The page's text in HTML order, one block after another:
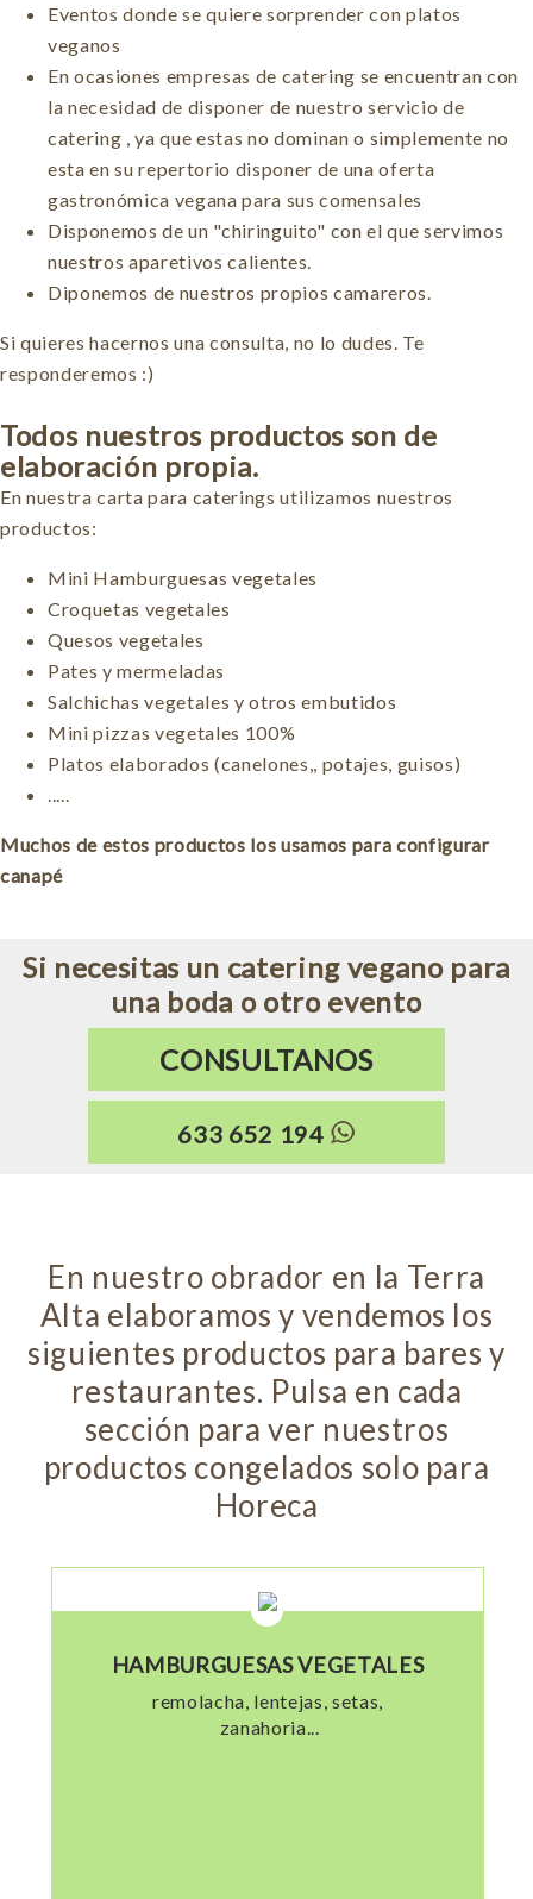
Eventos donde se quiere sorprender con platos
veganos
En ocasiones empresas de catering se encuentran con
la necesidad de disponer de nuestro servicio de
catering , ya que estas no dominan o simplemente no
esta en su repertorio disponer de una oferta
gastronómica vegana para sus comensales
Disponemos de un "chiringuito" con el que servimos
nuestros aparetivos calientes.
Diponemos de nuestros propios camareros.
Si quieres hacernos una consulta, no lo dudes. Te
responderemos :)
Todos nuestros productos son de
elaboración propia.
En nuestra carta para caterings utilizamos nuestros
productos:
Mini Hamburguesas vegetales
Croquetas vegetales
Quesos vegetales
Pates y mermeladas
Salchichas vegetales y otros embutidos
Mini pizzas vegetales 100%
Platos elaborados (canelones,, potajes, guisos)
Muchos de estos productos los usamos para configurar
canapé
Si necesitas un catering vegano para
una boda o otro evento
CONSULTANOS
633 652 194
En nuestro obrador en la Terra
Alta elaboramos y vendemos los
siguientes productos para bares y
restaurantes. Pulsa en cada
sección para ver nuestros
productos congelados solo para
Horeca
HAMBURGUESAS VEGETALES
remolacha, lentejas, setas,
zanahoria...